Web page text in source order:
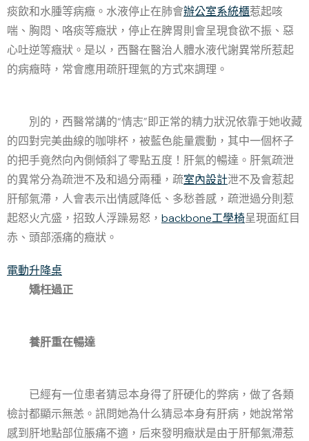
痰飲和水腫等病癥。水液停止在肺會辦公室系統櫃惹起咳
喘、胸悶、咯痰等癥狀，停止在脾胃則會呈現食欲不振、惡
心吐逆等癥狀。是以，西醫在醫治人體水液代謝異常所惹起
的病癥時，常會應用疏肝理氣的方式來調理。
別的，西醫常講的“情志”即正常的精力狀況依靠于她收藏
的四對完美曲線的咖啡杯，被藍色能量震動，其中一個杯子
的把手竟然向內側傾斜了零點五度！肝氣的暢達。肝氣疏泄
的異常分為疏泄不及和過分兩種，疏室內設計泄不及會惹起
肝郁氣滯，人會表示出情感降低、多愁善感，疏泄過分則惹
起怒火亢盛，招致人浮躁易怒， backbone工學椅呈現面紅目
赤、頭部漲痛的癥狀。
電動升降桌
矯枉過正
養肝重在暢達
已經有一位患者猜忌本身得了肝硬化的弊病，做了各類
檢討都顯示無恙。訊問她為什么猜忌本身有肝病，她說常常
感到肝地點部位脹痛不適，后來發明癥狀是由于肝郁氣滯惹